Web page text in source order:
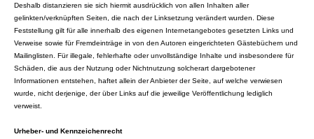
Deshalb distanzieren sie sich hiermit ausdrücklich von allen Inhalten aller
gelinkten/verknüpften Seiten, die nach der Linksetzung verändert wurden. Diese
Feststellung gilt für alle innerhalb des eigenen Internetangebotes gesetzten Links und
Verweise sowie für Fremdeinträge in von den Autoren eingerichteten Gästebüchern und
Mailinglisten. Für illegale, fehlerhafte oder unvollständige Inhalte und insbesondere für
Schäden, die aus der Nutzung oder Nichtnutzung solcherart dargebotener
Informationen entstehen, haftet allein der Anbieter der Seite, auf welche verwiesen
wurde, nicht derjenige, der über Links auf die jeweilige Veröffentlichung lediglich
verweist.
Urheber- und Kennzeichenrecht